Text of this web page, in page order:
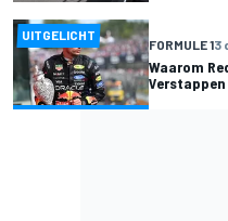
UITGELICHT
FORMULE 13
Waarom